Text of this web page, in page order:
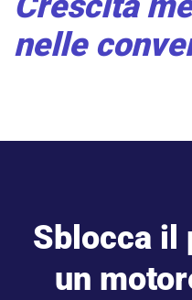
nelle
Sblocca il
un